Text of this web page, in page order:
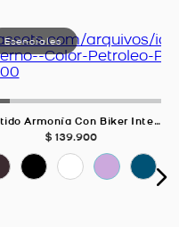
Vestido Armonía Con Biker Interno, Color Petroleo Para Mujer
$ 139.900